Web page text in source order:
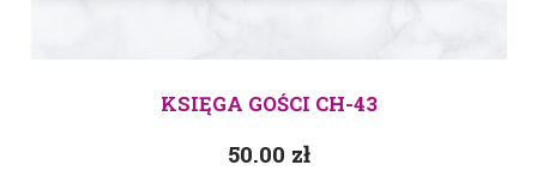
KSIĘGA GOŚCI CH-43
50.00 zł